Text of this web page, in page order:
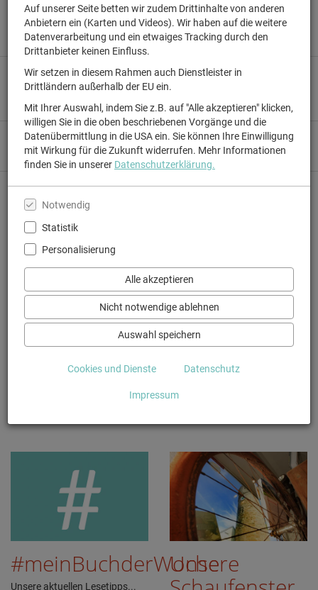
Auf unserer Seite betten wir zudem Drittinhalte von anderen
Anbietern ein (Karten und Videos). Wir haben auf die weitere
Datenverarbeitung und ein etwaiges Tracking durch den
Drittanbieter keinen Einfluss.
Wir setzen in diesem Rahmen auch Dienstleister in
Drittländern außerhalb der EU ein.
Mit Ihrer Auswahl, indem Sie z.B. auf "Alle akzeptieren" klicken,
willigen Sie in die oben beschriebenen Vorgänge und die
Datenübermittlung in die USA ein. Sie können Ihre Einwilligung
mit Wirkung für die Zukunft widerrufen. Mehr Informationen
finden Sie in unserer Datenschutzerklärung.
Notwendig
Statistik
Personalisierung
Alle akzeptieren
Nicht notwendige ablehnen
Auswahl speichern
Cookies und Dienste Datenschutz
Impressum
Online stöbern, bestellen und am nächsten Tag in der
Buchhandlung abholen? Oder versandkostenfrei nach Hause liefern
lassen? So geht's...
Für alle, die noch nie bei uns waren: Gunzenhausen liegt im Herzen
Altmühlfrankens und des Fränkischen Seenlandes. Lernt uns
kennen...
Mehr Informationen und Lesetipps gibt`s auf Instagram, Facebook
und in unserem Newsletter. Folgt uns...
Wir lieben Bücher und teilen unsere Begeisterung gerne: Komm
vorbei und lass Dich persönlich beraten! Kontakt & Öffnungszeiten
Das sind wir!
strahlen wir und freuen uns darauf, Euch damit anzustecken.
#meinBuchderWoche
Unsere aktuellen Lesetipps...
Unsere